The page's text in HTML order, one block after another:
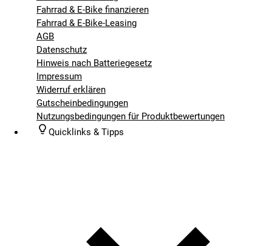
Fahrrad & E-Bike finanzieren
Fahrrad & E-Bike-Leasing
AGB
Datenschutz
Hinweis nach Batteriegesetz
Impressum
Widerruf erklären
Gutscheinbedingungen
Nutzungsbedingungen für Produktbewertungen
Quicklinks & Tipps